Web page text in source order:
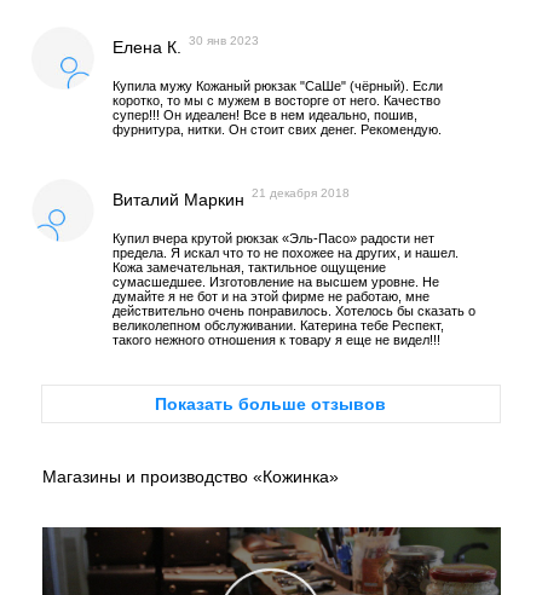
Елена К. 30 янв 2023
Купила мужу Кожаный рюкзак "СаШе" (чёрный). Если
коротко, то мы с мужем в восторге от него. Качество
супер!!! Он идеален! Все в нем идеально, пошив,
фурнитура, нитки. Он стоит свих денег. Рекомендую.
Виталий Маркин 21 декабря 2018
Купил вчера крутой рюкзак «Эль-Пасо» радости нет
предела. Я искал что то не похожее на других, и нашел.
Кожа замечательная, тактильное ощущение
сумасшедшее. Изготовление на высшем уровне. Не
думайте я не бот и на этой фирме не работаю, мне
действительно очень понравилось. Хотелось бы сказать о
великолепном обслуживании. Катерина тебе Респект,
такого нежного отношения к товару я еще не видел!!!
Показать больше отзывов
Магазины и производство «Кожинка»